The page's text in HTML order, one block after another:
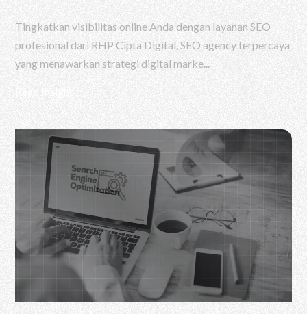
Tingkatkan visibilitas online Anda dengan layanan SEO
profesional dari RHP Cipta Digital, SEO agency terpercaya
yang menawarkan strategi digital marke...